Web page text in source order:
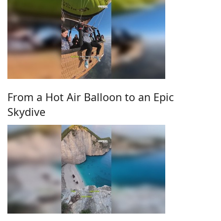
From a Hot Air Balloon to an Epic
Skydive